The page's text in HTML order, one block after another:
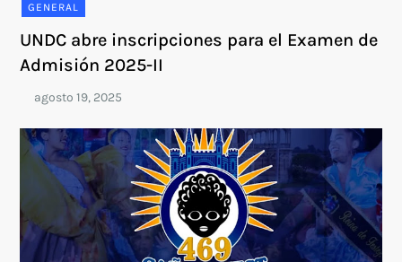
GENERAL
UNDC abre inscripciones para el Examen de
Admisión 2025-II